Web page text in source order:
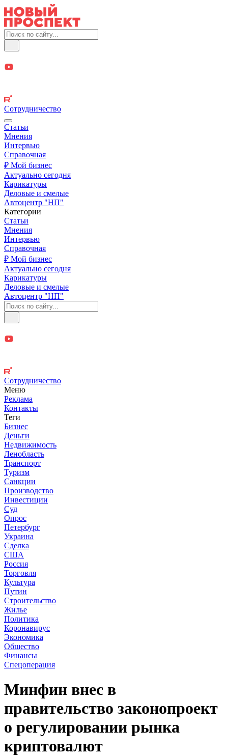
Сотрудничество
Статьи
Мнения
Интервью
Справочная
₽ Мой бизнес
Актуально сегодня
Карикатуры
Деловые и смелые
Автоцентр "НП"
Категории
Статьи
Мнения
Интервью
Справочная
₽ Мой бизнес
Актуально сегодня
Карикатуры
Деловые и смелые
Автоцентр "НП"
Сотрудничество
Меню
Реклама
Контакты
Теги
Бизнес
Деньги
Недвижимость
Ленобласть
Транспорт
Туризм
Санкции
Производство
Инвестиции
Суд
Опрос
Петербург
Украина
Сделка
США
Россия
Торговля
Культура
Путин
Строительство
Жилье
Политика
Коронавирус
Экономика
Общество
Финансы
Спецоперация
Минфин внес в
правительство законопроект
о регулировании рынка
криптовалют